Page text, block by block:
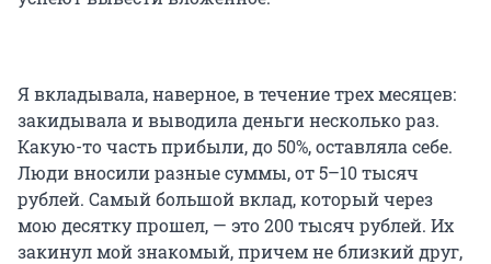
Я вкладывала, наверное, в течение трех месяцев:
закидывала и выводила деньги несколько раз.
Какую-то часть прибыли, до 50%, оставляла себе.
Люди вносили разные суммы, от 5–10 тысяч
рублей. Самый большой вклад, который через
мою десятку прошел, — это 200 тысяч рублей. Их
закинул мой знакомый, причем не близкий друг,